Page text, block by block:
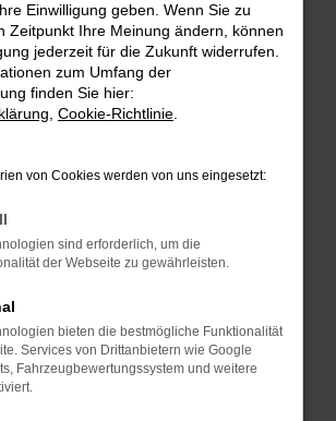
ein Fehler aufgetreten.
Tipps, die dir helfen können:
deine Firewall und deine
Webseiten, zum Beispiel deine
Browsererweiterungen.
Laden bestimmter Seiten
Funktioniert die Seite in einem
Gerät neu.
helfen, vorübergehende
beheben.
Einwilligung geben. Wenn Sie zu
Zeitpunkt Ihre Meinung ändern, können
jederzeit für die Zukunft widerrufen.
zum Umfang der
finden Sie hier:
Cookie-Richtlinie
von Cookies werden von uns eingesetzt:
sind erforderlich, um die
der Webseite zu gewährleisten.
bieten die bestmögliche Funktionalität
Services von Drittanbietern wie Google
Fahrzeugbewertungssystem und weitere